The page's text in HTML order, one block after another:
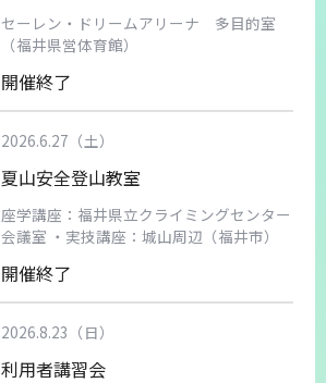
セーレン・ドリームアリーナ 多目的室
（福井県営体育館）
開催終了
2026.6.27（土）
夏山安全登山教室
座学講座：福井県立クライミングセンター
会議室 ・実技講座：城山周辺（福井市）
開催終了
2026.8.23（日）
利用者講習会